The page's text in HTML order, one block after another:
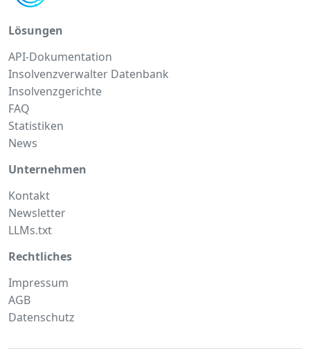
Lösungen
API-Dokumentation
Insolvenzverwalter Datenbank
Insolvenzgerichte
FAQ
Statistiken
News
Unternehmen
Kontakt
Newsletter
LLMs.txt
Rechtliches
Impressum
AGB
Datenschutz